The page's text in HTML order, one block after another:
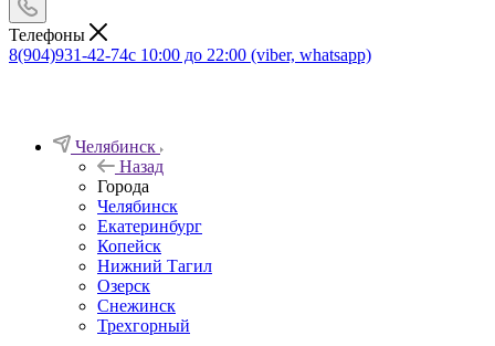
Телефоны
8(904)931-42-74с 10:00 до 22:00 (viber, whatsapp)
Челябинск
Назад
Города
Челябинск
Екатеринбург
Копейск
Нижний Тагил
Озерск
Снежинск
Трехгорный